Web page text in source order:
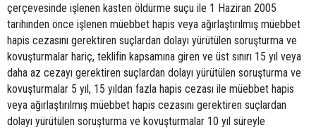
çerçevesinde işlenen kasten öldürme suçu ile 1 Haziran 2005
tarihinden önce işlenen müebbet hapis veya ağırlaştırılmış müebbet
hapis cezasını gerektiren suçlardan dolayı yürütülen soruşturma ve
kovuşturmalar hariç, teklifin kapsamına giren ve üst sınırı 15 yıl veya
daha az cezayı gerektiren suçlardan dolayı yürütülen soruşturma ve
kovuşturmalar 5 yıl, 15 yıldan fazla hapis cezası ile müebbet hapis
veya ağırlaştırılmış müebbet hapis cezasını gerektiren suçlardan
dolayı yürütülen soruşturma ve kovuşturmalar 10 yıl süreyle